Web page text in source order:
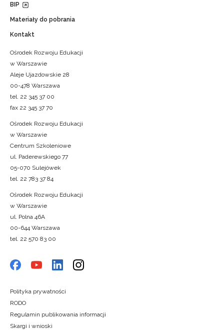
BIP
Materiały do pobrania
Kontakt
Ośrodek Rozwoju Edukacji
w Warszawie
Aleje Ujazdowskie 28
00-478 Warszawa
tel. 22 345 37 00
fax 22 345 37 70
Ośrodek Rozwoju Edukacji
w Warszawie
Centrum Szkoleniowe
ul. Paderewskiego 77
05-070 Sulejówek
tel. 22 783 37 84
Ośrodek Rozwoju Edukacji
w Warszawie
ul. Polna 46A
00-644 Warszawa
tel. 22 570 83 00
Polityka prywatności
RODO
Regulamin publikowania informacji
Skargi i wnioski